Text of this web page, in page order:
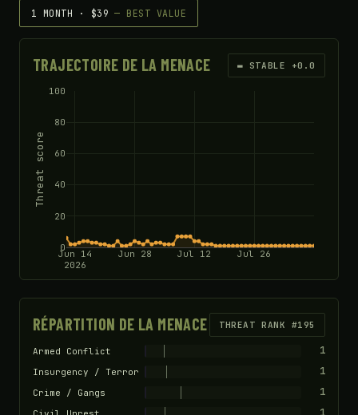
1 MONTH · $39— BEST VALUE
TRAJECTOIRE DE LA MENACE ▬ STABLE +0.0
Jun 14
2026
Jun 28 Jul 12 Jul 26
0
20
40
60
80
100
Threat score
RÉPARTITION DE LA MENACE THREAT RANK #195
Armed Conflict 1
Insurgency / Terror 1
Crime / Gangs 1